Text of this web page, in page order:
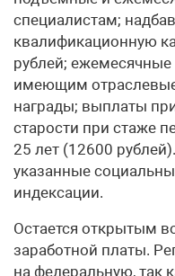
специалистам;
квалификационную
рублей;
имеющим
награды; выплаты
старости при стаже
25 лет (12600
указанные
индексации.
Остается открытым
заработной платы.
на федеральную, так